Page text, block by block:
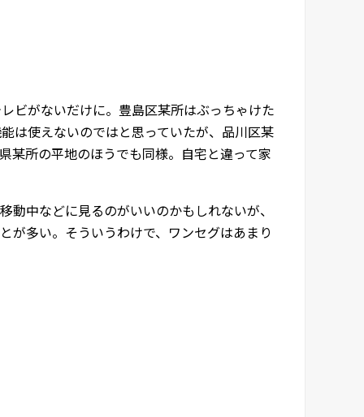
ビがないだけに。豊島区某所はぶっちゃけた
は使えないのではと思っていたが、品川区某
某所の平地のほうでも同様。自宅と違って家
中などに見るのがいいのかもしれないが、
が多い。そういうわけで、ワンセグはあまり